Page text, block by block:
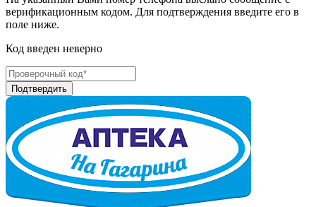
верификационным кодом. Для подтверждения введите его в
поле ниже.
Код введен неверно